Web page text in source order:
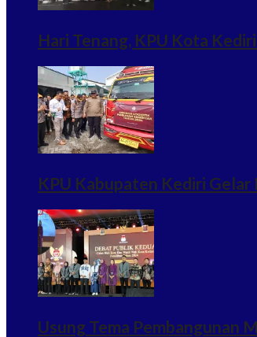
Hari Tenang, KPU Kota
KPU Kabupaten Kediri
Usung Tema Pembangunan